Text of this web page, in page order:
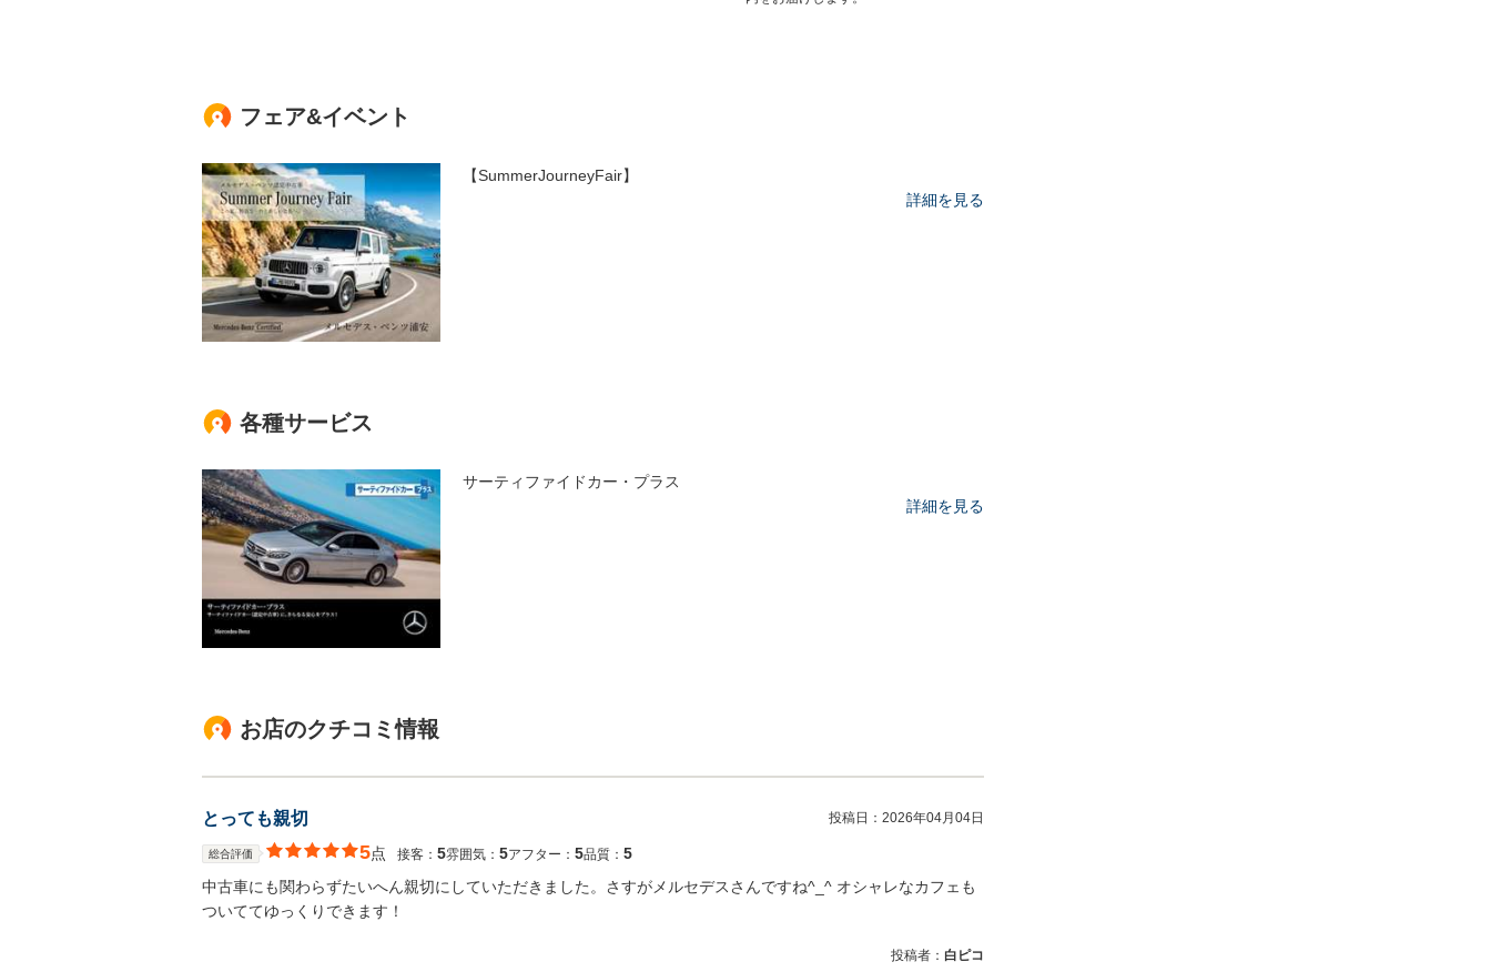
フェア&イベント
【SummerJourneyFair】
詳細を見る
各種サービス
サーティファイドカー・プラス
詳細を見る
お店のクチコミ情報
とっても親切 投稿日： 2026年04月04日
総合評価 5点 接客： 5雰囲気： 5アフター： 5品質： 5
中古車にも関わらずたいへん親切にしていただきました。さすがメルセデスさんですね^_^ オシャレなカフェも
ついててゆっくりできます！
投稿者： 白ピコ